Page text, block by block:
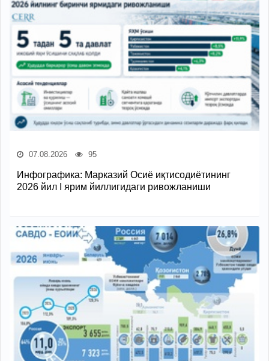
07.08.2026 95
Инфографика: Марказий Осиё иқтисодиётининг
2026 йил I ярим йиллигидаги ривожланиши